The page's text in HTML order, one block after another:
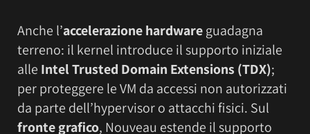
Anche l’accelerazione hardwareguadagna
terreno: il kernel introduce il supporto iniziale
alle Intel Trusted Domain Extensions (TDX);
per proteggere le VM da accessi non autorizzati
da parte dell’hypervisor o attacchi fisici. Sul
fronte grafico, Nouveau estende il supporto